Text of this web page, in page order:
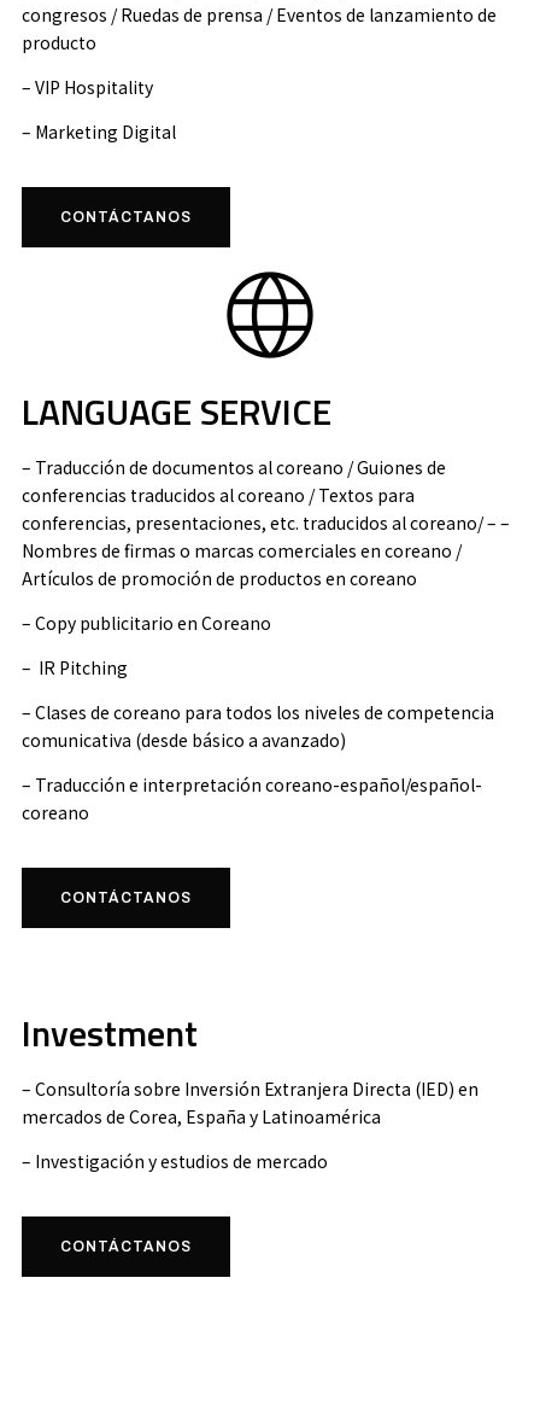
congresos / Ruedas de prensa / Eventos de lanzamiento de
producto
– VIP Hospitality
– Marketing Digital
CONTÁCTANOS
LANGUAGE SERVICE
– Traducción de documentos al coreano / Guiones de
conferencias traducidos al coreano / Textos para
conferencias, presentaciones, etc. traducidos al coreano/ – –
Nombres de firmas o marcas comerciales en coreano /
Artículos de promoción de productos en coreano
– Copy publicitario en Coreano
– IR Pitching
– Clases de coreano para todos los niveles de competencia
comunicativa (desde básico a avanzado)
– Traducción e interpretación coreano-español/español-
coreano
CONTÁCTANOS
Investment
– Consultoría sobre Inversión Extranjera Directa (IED) en
mercados de Corea, España y Latinoamérica
– Investigación y estudios de mercado
CONTÁCTANOS